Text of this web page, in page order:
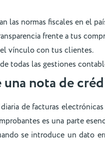
las normas fiscales en el
frente a tus
vínculo con tus clientes.
todas las gestiones
una nota de
de facturas
es una parte
se introduce un dato